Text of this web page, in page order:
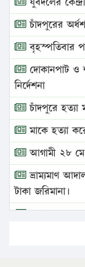
চাঁদপুরের
বৃহস্পতিবার
দোকানপাট ও
নির্দেশনা
চাঁদপুরে হত্যা
মাকে হত্যা
আগামী ২৮
ভ্রাম্যমাণ
টাকা জরিমানা।
এবার লঞ্চের